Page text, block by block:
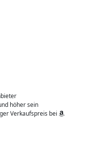
höher sein
Verkaufspreis bei